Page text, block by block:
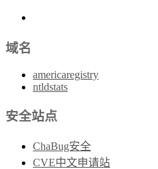
域名
americaregistry
ntldstats
安全站点
ChaBug安全
CVE中文申请站